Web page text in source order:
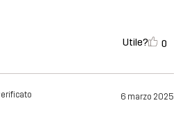
Utile? 0
6 marzo 2025